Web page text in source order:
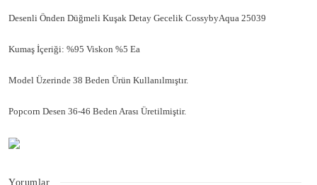
Desenli Önden Düğmeli Kuşak Detay Gecelik CossybyAqua 25039
Kumaş İçeriği: %95 Viskon %5 Ea
Model Üzerinde 38 Beden Ürün Kullanılmıştır.
Popcorn Desen 36-46 Beden Arası Üretilmiştir.
Yorumlar